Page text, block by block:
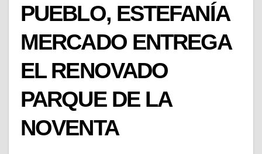
PUEBLO, ESTEFANÍA
MERCADO ENTREGA
EL RENOVADO
PARQUE DE LA
NOVENTA